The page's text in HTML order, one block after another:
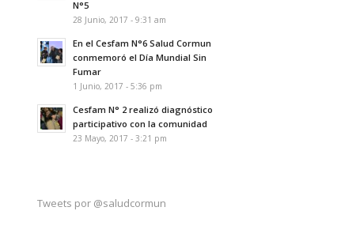
N°5
28 Junio, 2017 - 9:31 am
En el Cesfam N°6 Salud Cormun
conmemoró el Día Mundial Sin
Fumar
1 Junio, 2017 - 5:36 pm
Cesfam N° 2 realizó diagnóstico
participativo con la comunidad
23 Mayo, 2017 - 3:21 pm
Tweets por @saludcormun